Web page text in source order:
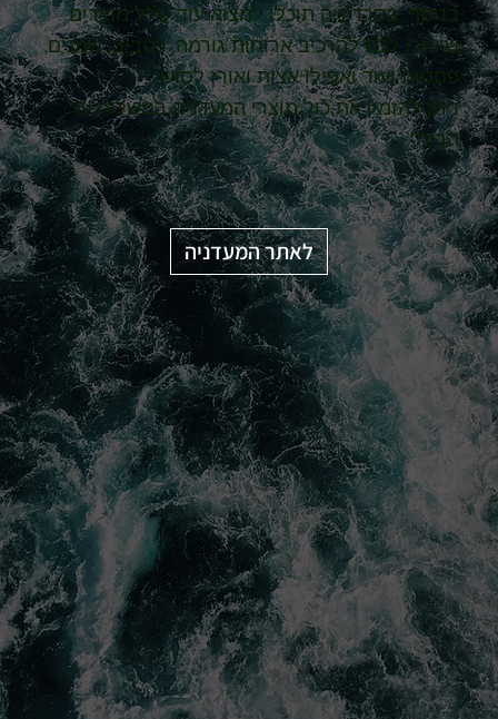
בנוסף, בסרדיניה תוכלו למצוא עוד שלל מוצרים
שיעזרו לכם להרכיב ארוחות גורמה: רטבים, שמנים,
פסטות ועוד ואפילו אצות ואורז לסושי.
ניתן להזמין את כול מוצרי המעדניה במשלוח עד
הבית
לאתר המעדניה